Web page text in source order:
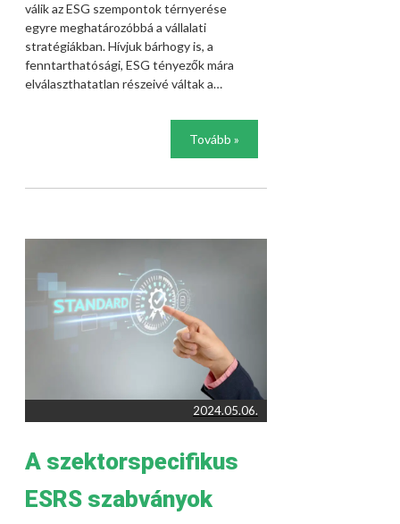
válik az ESG szempontok térnyerése
egyre meghatározóbbá a vállalati
stratégiákban. Hívjuk bárhogy is, a
fenntarthatósági, ESG tényezők mára
elválaszthatatlan részeivé váltak a…
Tovább »
2024.05.06.
A szektorspecifikus
ESRS szabványok